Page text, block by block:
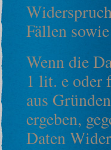
Fällen
Wenn die
1 lit. e oder
aus
ergeben,
Daten